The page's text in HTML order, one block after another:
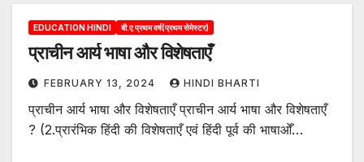
EDUCATION HINDI बी.ए.प्रथम वर्ष(प्रथम सेमेस्टर)
प्राचीन आर्य भाषा और विशेषताएँ
FEBRUARY 13, 2024 HINDI BHARTI
प्राचीन आर्य भाषा और विशेषताएँ प्राचीन आर्य भाषा और विशेषताएँ
? (2.प्रारंभिक हिंदी की विशेषताएँ एवं हिंदी पूर्व की भाषाओँ…